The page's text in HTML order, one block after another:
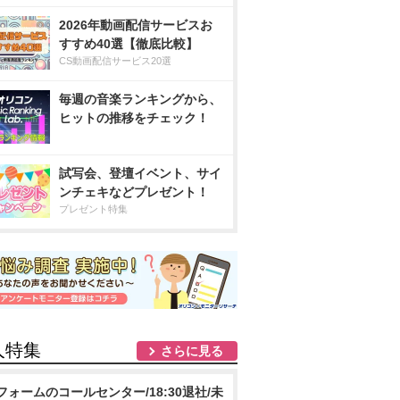
2026年動画配信サービスお
すすめ40選【徹底比較】
CS動画配信サービス20選
毎週の音楽ランキングから、
ヒットの推移をチェック！
試写会、登壇イベント、サイ
ンチェキなどプレゼント！
プレゼント特集
特集 さらに見る
ォームのコールセンター/18:30退社/未